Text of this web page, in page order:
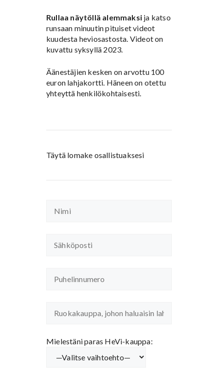
Rullaa näytöllä alemmaksi ja katso
runsaan minuutin pituiset videot
kuudesta heviosastosta. Videot on
kuvattu syksyllä 2023.
Äänestäjien kesken on arvottu 100
euron lahjakortti. Häneen on otettu
yhteyttä henkilökohtaisesti.
Täytä lomake osallistuaksesi
Mielestäni paras HeVi-kauppa: